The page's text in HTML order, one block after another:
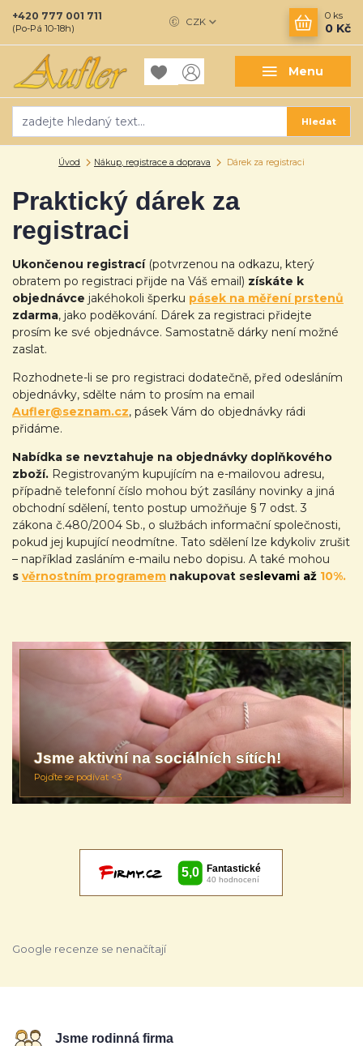
Menu
CZK
Hledat
+420 777 001 711
(Po-Pá 10-18h)
0 ks
0 Kč
Úvod Nákup, registrace a doprava Dárek za registraci
Jsme aktivní na sociálních sítích!
Pojďte se podívat <3
Google recenze se nenačítají
Praktický dárek za
registraci
Ukončenou registrací(potvrzenou na odkazu, který
obratem po registraci přijde na Váš email) získáte k
objednávce jakéhokoli šperku pásek na měření prstenů
zdarma, jako poděkování. Dárek za registraci přidejte
prosím ke své objednávce. Samostatně dárky není možné
zaslat.
Rozhodnete-li se pro registraci dodatečně, před odesláním
objednávky, sdělte nám to prosím na email
Aufler@seznam.cz, pásek Vám do objednávky rádi
přidáme.
Nabídka se nevztahuje na objednávky doplňkového
zboží. Registrovaným kupujícím na e-mailovou adresu,
případně telefonní číslo mohou být zasílány novinky a jiná
obchodní sdělení, tento postup umožňuje § 7 odst. 3
zákona č.480/2004 Sb., o službách informační společnosti,
pokud jej kupující neodmítne. Tato sdělení lze kdykoliv zrušit
– například zasláním e-mailu nebo dopisu. A také mohou
s věrnostním programem nakupovat seslevami až 10%.
Jsme rodinná firma